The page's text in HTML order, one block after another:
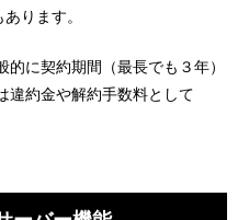
ります。
に契約期間（最長でも３年）
違約金や解約手数料として